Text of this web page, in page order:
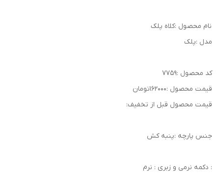
نام محصول :کلاه پلک
مدل :پلک
کد محصول :۷۷۵۹
قیمت محصول :۱۶۲۰۰۰تومان
قیمت محصول قبل از تخفیف:
جنس پارچه :پنبه کش
: دکمه نرمی و زبری : نرم